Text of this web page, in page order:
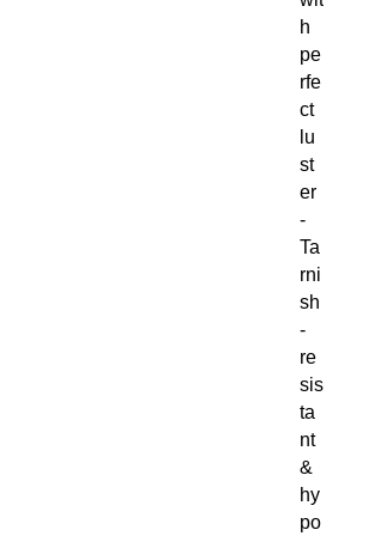
h
pe
rfe
ct
lu
st
er
-
Ta
rni
sh
-
re
sis
ta
nt
&
hy
po